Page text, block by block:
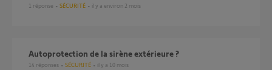
1 réponse SÉCURITÉ il y a environ 2 mois
Autoprotection de la sirène extérieure ?
14 réponses SÉCURITÉ il y a 10 mois